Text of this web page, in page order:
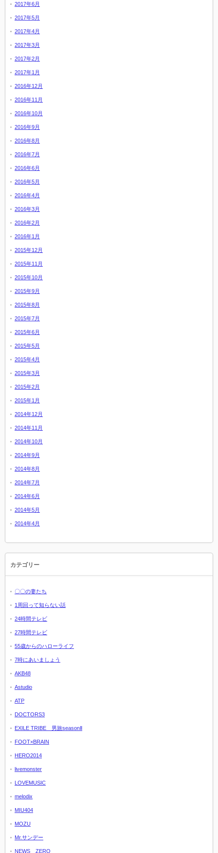
2017年6月
2017年5月
2017年4月
2017年3月
2017年2月
2017年1月
2016年12月
2016年11月
2016年10月
2016年9月
2016年8月
2016年7月
2016年6月
2016年5月
2016年4月
2016年3月
2016年2月
2016年1月
2015年12月
2015年11月
2015年10月
2015年9月
2015年8月
2015年7月
2015年6月
2015年5月
2015年4月
2015年3月
2015年2月
2015年1月
2014年12月
2014年11月
2014年10月
2014年9月
2014年8月
2014年7月
2014年6月
2014年5月
2014年4月
カテゴリー
〇〇の妻たち
1周回って知らない話
24時間テレビ
27時間テレビ
55歳からのハローライフ
7時にあいましょう
AKB48
Astudio
ATP
DOCTORS3
EXILE TRIBE 男旅seasonⅡ
FOOT×BRAIN
HERO2014
livemonster
LOVEMUSIC
melodix
MIU404
MOZU
Mr.サンデー
NEWS ZERO